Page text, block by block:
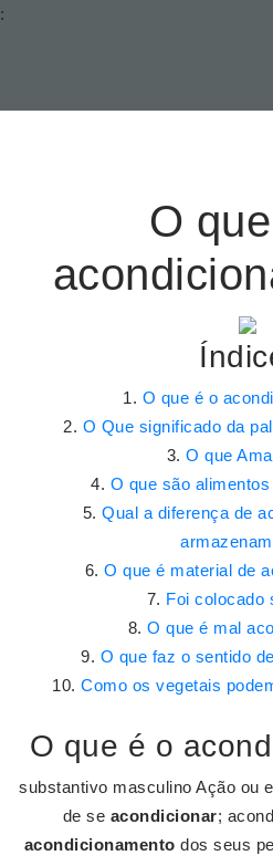
:
O
O que é o
O Que significado da
O que
O que são
Qual a diferença de
O que é material de
Foi colocado
O que é mal
O que faz o sentido
Como os vegetais
O que é o
substantivo masculino Ação ou
de se acondicionar;
acondicionamento dos seus